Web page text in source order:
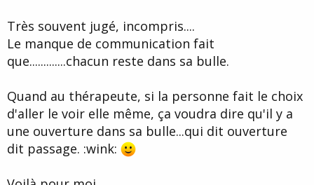
Très souvent jugé, incompris....
Le manque de communication fait
que.............chacun reste dans sa bulle.
Quand au thérapeute, si la personne fait le choix
d'aller le voir elle même, ça voudra dire qu'il y a
une ouverture dans sa bulle...qui dit ouverture
dit passage. :wink: